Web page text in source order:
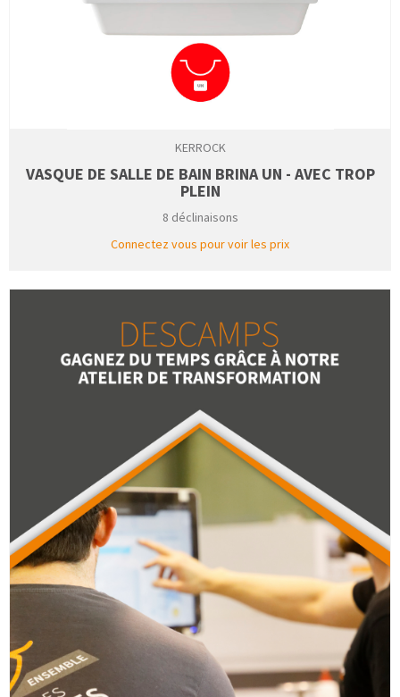
KERROCK
VASQUE DE SALLE DE BAIN BRINA UN - AVEC TROP
PLEIN
8 déclinaisons
Connectez vous pour voir les prix